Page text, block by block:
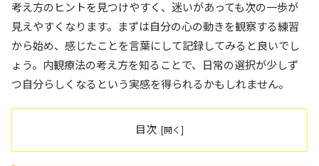
考え方のヒントを見つけやすく、迷いがあっても次の一歩が
見えやすくなります。まずは自分の心の動きを観察する練習
から始め、感じたことを言葉にして記録してみると良いでし
ょう。内観療法の考え方を知ることで、日常の選択が少しず
つ自分らしくなるという実感を得られるかもしれません。
目次